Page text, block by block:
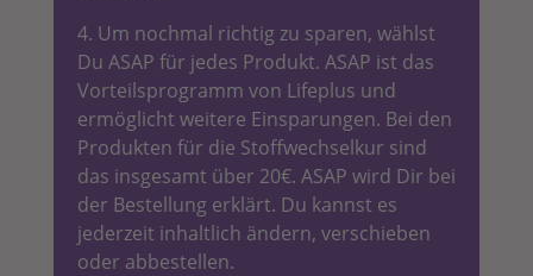
4. Um nochmal richtig zu sparen, wählst
Du ASAP für jedes Produkt. ASAP ist das
Vorteilsprogramm von Lifeplus und
ermöglicht weitere Einsparungen. Bei den
Produkten für die Stoffwechselkur sind
das insgesamt über 20€. ASAP wird Dir bei
der Bestellung erklärt. Du kannst es
jederzeit inhaltlich ändern, verschieben
oder abbestellen.